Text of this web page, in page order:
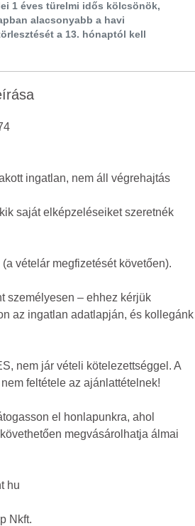
1 éves türelmi idős kölcsönök,
alacsonyabb a havi
a 13. hónaptól kell
ingatlan, nem áll végrehajtás
saját elképzeléseiket szeretnék
vételár megfizetését követően).
személyesen – ehhez kérjük
az ingatlan adatlapján, és kollegánk
nem jár vételi kötelezettséggel. A
feltétele az ajánlattételnek!
el honlapunkra, ahol
megvásárolhatja álmai
hu
Nkft.